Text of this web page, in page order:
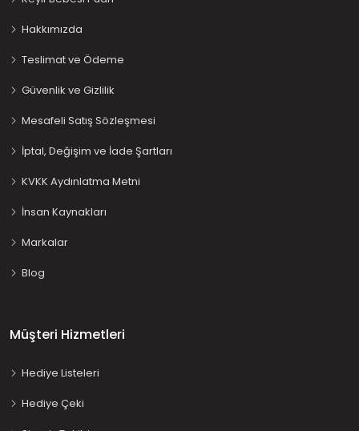
Hakkımızda
Teslimat ve Ödeme
Güvenlik ve Gizlilik
Mesafeli Satış Sözleşmesi
İptal, Değişim ve İade Şartları
KVKK Aydınlatma Metni
İnsan Kaynakları
Markalar
Blog
Müşteri Hizmetleri
Hediye Listeleri
Hediye Çeki